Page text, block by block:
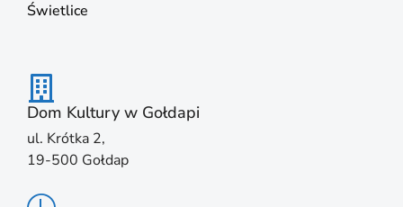
Świetlice
Dom Kultury w Gołdapi
ul. Krótka 2,
19-500 Gołdap